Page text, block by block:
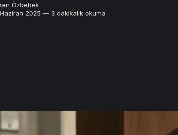
Özbebek
2025 — 3 dakikalık okuma